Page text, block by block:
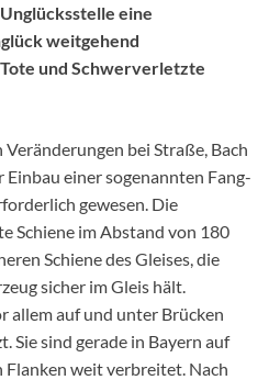
eine
weitgehend
und Schwerverletzte
bei Straße, Bach
Einbau einer sogenannten Fang-
gewesen. Die
Schiene im Abstand von 180
Schiene des Gleises, die
sicher im Gleis hält.
allem auf und unter Brücken
Sie sind gerade in Bayern auf
weit verbreitet. Nach